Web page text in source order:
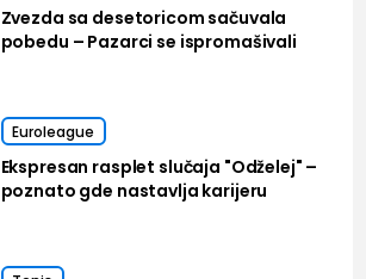
Zvezda sa desetoricom sačuvala
pobedu – Pazarci se ispromašivali
Euroleague
Ekspresan rasplet slučaja "Odželej" –
poznato gde nastavlja karijeru